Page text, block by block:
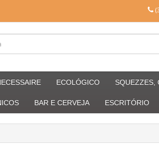
ECOLÓGICO SQUEZZES,
BAR E CERVEJA ESCRITÓRIO